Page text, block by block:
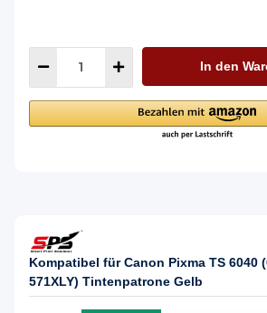
In den
Kompatibel für Canon Pixma TS 6040
571XLY) Tintenpatrone Gelb